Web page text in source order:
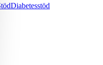
Diabetesstöd